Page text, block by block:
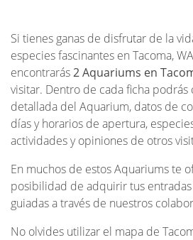
Si tienes ganas de disfrutar de la
especies fascinantes en Tacoma,
encontrarás2 Aquariums en
visitar. Dentro de cada ficha
detallada del Aquarium, datos de
días y horarios de apertura,
actividades y opiniones de otros
En muchos de estos Aquariums te
posibilidad de adquirir tus entradas
guiadas a través de nuestros
No olvides utilizar el mapa de